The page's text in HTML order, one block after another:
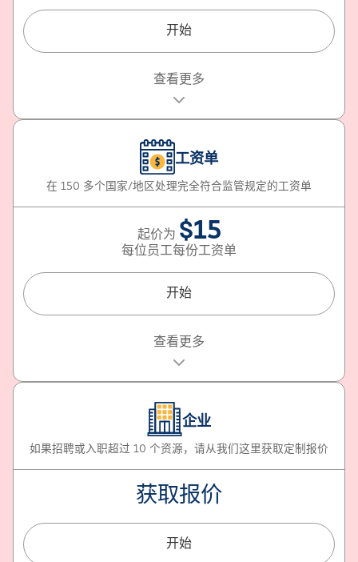
开始
根据您的要求（包括技能、预算、语言和其他因素），专
家建议从哪些国家/地区招聘人才
基于 AI 匹配您的要求和候选人资料
入围候选人资料和在线视频面试
可根据要求提供候选人的全面背景调查
查看更多
工资单
在 150 多个国家/地区处理完全符合监管规定的工资单
起价为 $15
每位员工每份工资单
开始
务
频率选择: 每月、每两周、每周
完全数字化的雇主和雇员帐户
工资单和可扣除投资声明功能
具有完整审批工作流程的费用报销
时间表和考勤管理
查看更多
企业
如果招聘或入职超过 10 个资源，请从我们这里获取定制报价
获取报价
开始